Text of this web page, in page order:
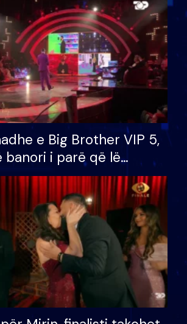
e Big Brother VIP 5,
banori i parë që lë
humb mundësinë për
e madh